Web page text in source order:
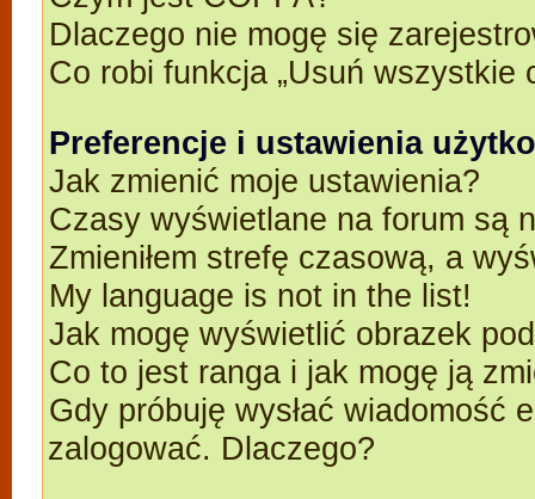
Dlaczego nie mogę się
Co robi funkcja „Usuń wszystkie
Preferencje i ustawienia
Jak zmienić moje ustawienia?
Czasy wyświetlane na forum są
Zmieniłem strefę czasową, a
My language is not in the list!
Jak mogę wyświetlić obrazek
Co to jest ranga i jak mogę ją
Gdy próbuję wysłać wiadomość
zalogować. Dlaczego?